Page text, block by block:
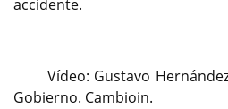
accidente.
Vídeo: Gustavo Hernández
Gobierno. Cambioin.